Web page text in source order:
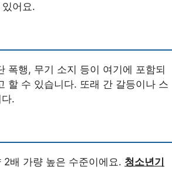
어요.
폭행, 무기 소지 등이 여기에 포함되
할 수 있습니다. 또래 간 갈등이나 스
.
2배 가량 높은 수준이에요. 청소년기